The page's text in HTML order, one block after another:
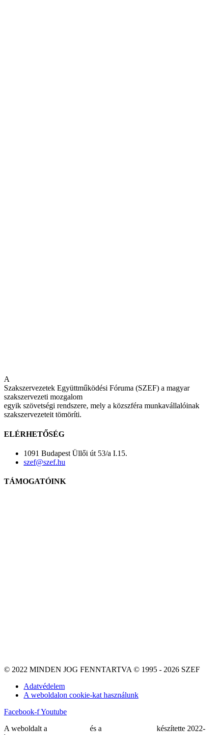
A
Szakszervezetek Együttműködési Fóruma (SZEF) a magyar
szakszervezeti mozgalom
egyik szövetségi rendszere, mely a közszféra munkavállalóinak
szakszervezeteit tömöríti.
ELÉRHETŐSÉG
1091 Budapest Üllői út 53/a I.15.
szef@szef.hu
TÁMOGATÓINK
© 2022 MINDEN JOG FENNTARTVA © 1995 - 2026 SZEF
Adatvédelem
A weboldalon cookie-kat használunk
Facebook-fYoutube
A weboldalt a
és a
készítette 2022-